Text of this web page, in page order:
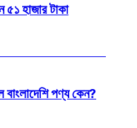
৫১ হাজার টাকা
পণ্য কেন?